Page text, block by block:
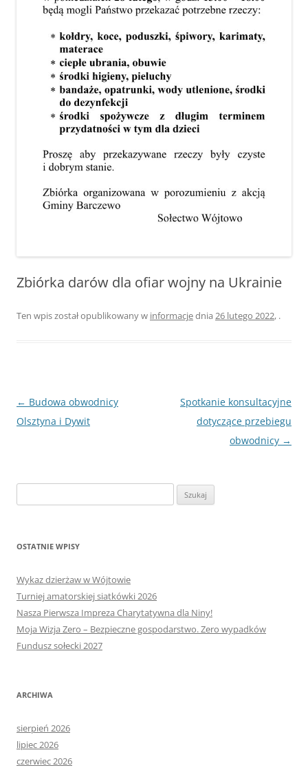
Zbiórka darów dla ofiar wojny na Ukrainie
Ten wpis został opublikowany w informacjednia 26 lutego 2022, .
Nawigacja
wpisu
← Budowa obwodnicy
Olsztyna i Dywit
Spotkanie konsultacyjne
dotyczące przebiegu
obwodnicy →
OSTATNIE WPISY
Wykaz dzierżaw w Wójtowie
Turniej amatorskiej siatkówki 2026
Nasza Pierwsza Impreza Charytatywna dla Niny!
Moja Wizja Zero – Bezpieczne gospodarstwo. Zero wypadków
Fundusz sołecki 2027
ARCHIWA
sierpień 2026
lipiec 2026
czerwiec 2026